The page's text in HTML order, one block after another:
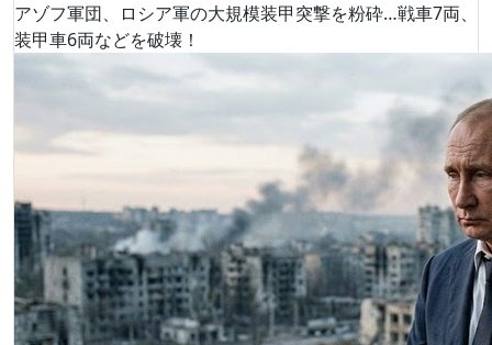
アゾフ軍団、ロシア軍の大規模装甲突撃を粉砕…戦車7両、
装甲車6両などを破壊！